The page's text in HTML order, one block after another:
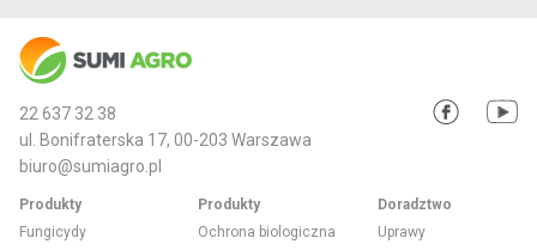
22 637 32 38
ul. Bonifraterska 17, 00-203 Warszawa
biuro@sumiagro.pl
Produkty
Fungicydy
Produkty
Ochrona biologiczna
Doradztwo
Uprawy